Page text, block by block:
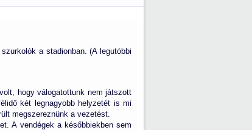
a stadionban. (A legutóbbi
hogy válogatottunk nem játszott
két legnagyobb helyzetét is mi
megszereznünk a vezetést.
A vendégek a későbbiekben sem